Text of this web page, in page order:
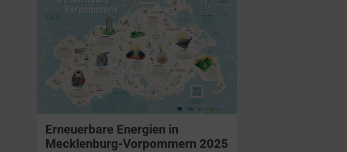
Erneuerbare Energien in
Mecklenburg-Vorpommern 2025